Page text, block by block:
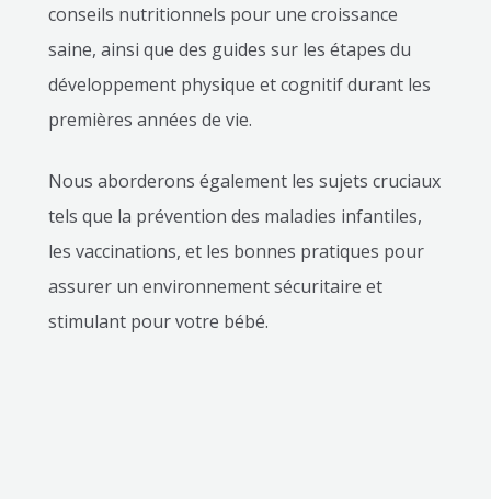
conseils nutritionnels pour une croissance
saine, ainsi que des guides sur les étapes du
développement physique et cognitif durant les
premières années de vie.
Nous aborderons également les sujets cruciaux
tels que la prévention des maladies infantiles,
les vaccinations, et les bonnes pratiques pour
assurer un environnement sécuritaire et
stimulant pour votre bébé.